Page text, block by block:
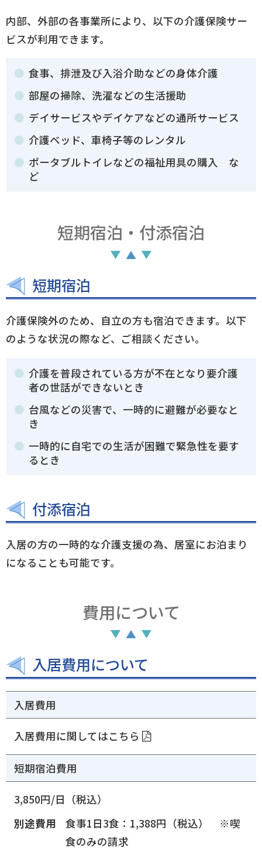
内部、外部の各事業所により、以下の介護保険サー
ビスが利用できます。
食事、排泄及び入浴介助などの身体介護
部屋の掃除、洗濯などの生活援助
デイサービスやデイケアなどの通所サービス
介護ベッド、車椅子等のレンタル
ポータブルトイレなどの福祉用具の購入 な
ど
短期宿泊・付添宿泊
短期宿泊
介護保険外のため、自立の方も宿泊できます。以下
のような状況の際など、ご相談ください。
介護を普段されている方が不在となり要介護
者の世話ができないとき
台風などの災害で、一時的に避難が必要なと
き
一時的に自宅での生活が困難で緊急性を要す
るとき
付添宿泊
入居の方の一時的な介護支援の為、居室にお泊まり
になることも可能です。
費用について
入居費用について
入居費用
入居費用に関してはこちら
短期宿泊費用
3,850円/日（税込）
別途費用
食事1日3食：1,388円（税込） ※喫
食のみの請求